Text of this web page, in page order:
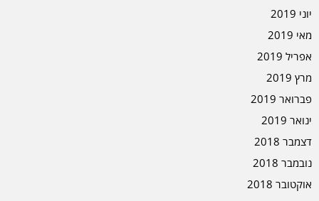
יוני 2019
מאי 2019
אפריל 2019
מרץ 2019
פברואר 2019
ינואר 2019
דצמבר 2018
נובמבר 2018
אוקטובר 2018